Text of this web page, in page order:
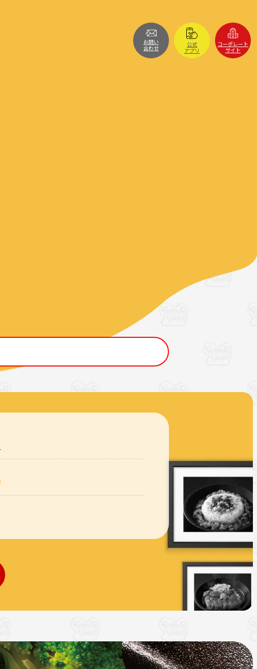
お問い
合わせ
公式
アプリ
コーポレート
サイト